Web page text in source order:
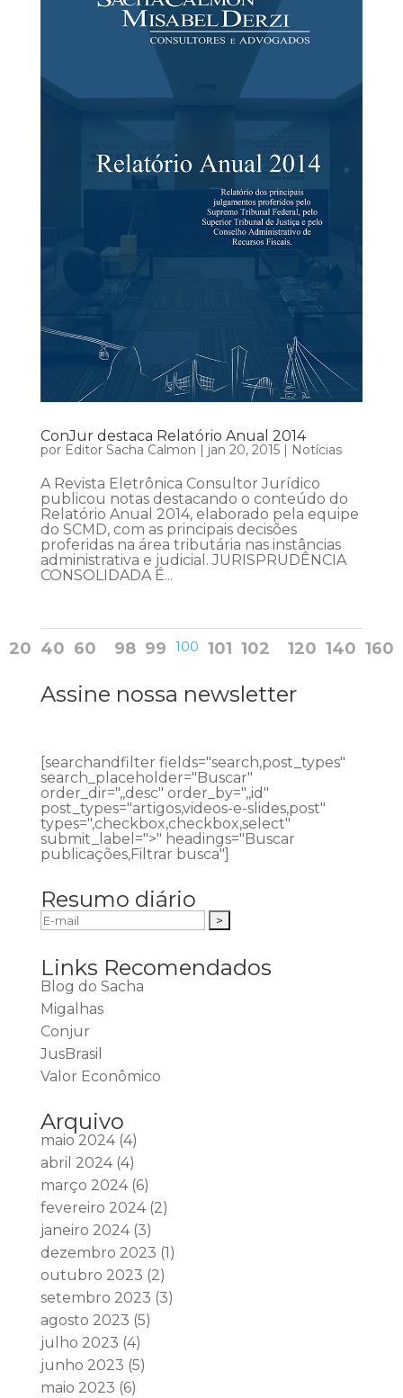
ConJur destaca Relatório Anual 2014
por Editor Sacha Calmon | jan 20, 2015| Notícias
A Revista Eletrônica Consultor Jurídico
publicou notas destacando o conteúdo do
Relatório Anual 2014, elaborado pela equipe
do SCMD, com as principais decisões
proferidas na área tributária nas instâncias
administrativa e judicial. JURISPRUDÊNCIA
CONSOLIDADA É...
20 40 60 98 99 100 101 102 120 140 160
Assine nossa newsletter
[searchandfilter fields="search,post_types"
search_placeholder="Buscar"
order_dir=",,desc" order_by=",,id"
post_types="artigos,videos-e-slides,post"
types=",checkbox,checkbox,select"
submit_label=">" headings="Buscar
publicações,Filtrar busca"]
Resumo diário
Links Recomendados
Blog do Sacha
Migalhas
Conjur
JusBrasil
Valor Econômico
Arquivo
maio 2024(4)
abril 2024(4)
março 2024(6)
fevereiro 2024(2)
janeiro 2024(3)
dezembro 2023 (1)
outubro 2023 (2)
setembro 2023 (3)
agosto 2023 (5)
julho 2023 (4)
junho 2023 (5)
maio 2023 (6)